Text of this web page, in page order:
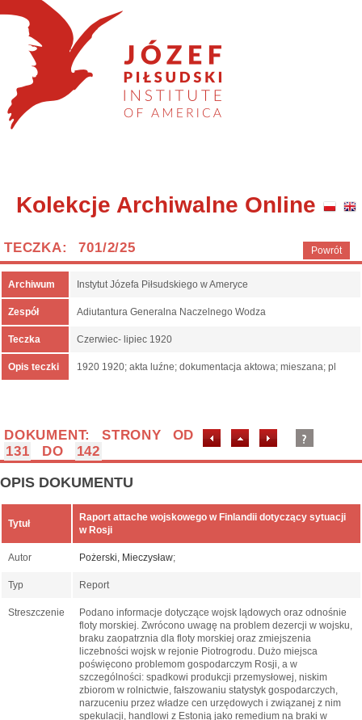
Kolekcje Archiwalne Online
Powrót
TECZKA: 701/2/25
Archiwum Instytut Józefa Piłsudskiego w Ameryce
Zespół Adiutantura Generalna Naczelnego Wodza
Teczka Czerwiec- lipiec 1920
Opis teczki 1920 1920; akta luźne; dokumentacja aktowa; mieszana; pl
DOKUMENT: STRONY OD
131
DO 142
OPIS DOKUMENTU
Tytuł
Raport attache wojskowego w Finlandii dotyczący sytuacji
w Rosji
Autor Pożerski, Mieczysław;
Typ Report
Streszczenie
Podano informacje dotyczące wojsk lądowych oraz odnośnie
floty morskiej. Zwrócono uwagę na problem dezercji w wojsku,
braku zaopatrznia dla floty morskiej oraz zmiejszenia
liczebności wojsk w rejonie Piotrogrodu. Dużo miejsca
poświęcono problemom gospodarczym Rosji, a w
szczególności: spadkowi produkcji przemysłowej, niskim
zbiorom w rolnictwie, fałszowaniu statystyk gospodarczych,
narzuceniu przez władze cen urzędowych i związanej z nim
spekulacji, handlowi z Estonią jako remedium na braki w